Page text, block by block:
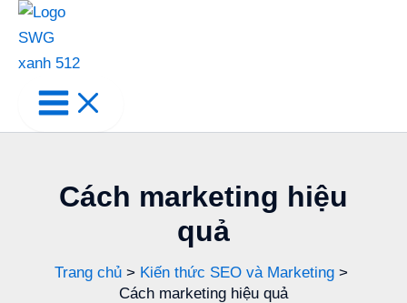
Cách marketing hiệu
quả
Trang chủ
Kiến thức SEO và Marketing
Cách marketing hiệu quả